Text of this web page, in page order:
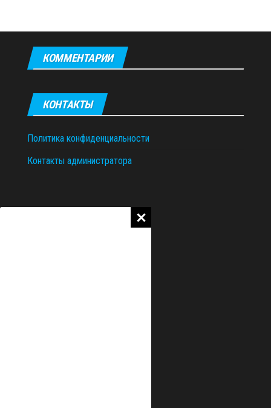
КОММЕНТАРИИ
КОНТАКТЫ
Политика конфиденциальности
Контакты администратора